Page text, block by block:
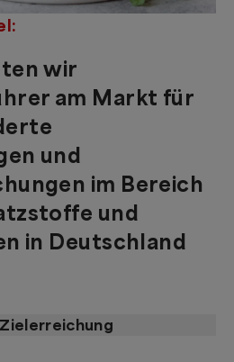
wir
am Markt für
und
im Bereich
und
in Deutschland